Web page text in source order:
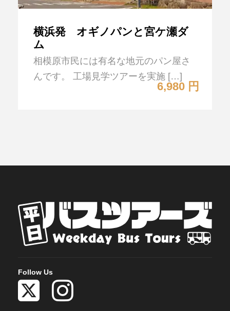
横浜発 オギノパンと宮ケ瀬ダ
ム
6,980 円
相模原市民には有名な地元のパン屋さ
んです。 工場見学ツアーを実施 […]
Follow Us